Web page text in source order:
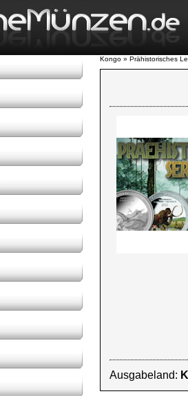
Kongo » Prähistorisches
Ausgabeland: